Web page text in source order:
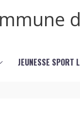
JEUNESSE SPORT